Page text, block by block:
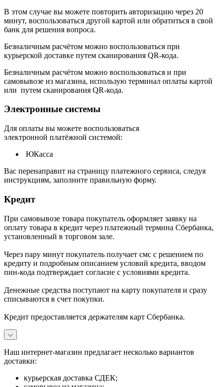
В этом случае вы можете повторить авторизацию через 20
минут, воспользоваться другой картой или обратиться в свой
банк для решения вопроса.
Безналичным расчётом можно воспользоваться при
курьерской доставке путем сканирования QR-кода.
Безналичным расчётом можно воспользоваться и при
самовывозе из магазина, использую терминал оплаты картой
или путем сканирования QR-кода.
Электронные системы
Для оплаты вы можете воспользоваться
электронной платёжной системой:
ЮКасса
Вас перенаправит на страницу платежного сервиса, следуя
инструкциям, заполните правильную форму.
Кредит
При самовывозе товара покупатель оформляет заявку на
оплату товара в кредит через платежный термина Сбербанка,
установленный в торговом зале.
Через пару минут покупатель получает смс с решением по
кредиту и подробным описанием условий кредита, вводом
пин-кода подтверждает согласие с условиями кредита.
Денежные средства поступают на карту покупателя и сразу
списываются в счет покупки.
Кредит предоставляется держателям карт Сбербанка.
Наш интернет-магазин предлагает несколько вариантов
доставки:
курьерская доставка СДЕК;